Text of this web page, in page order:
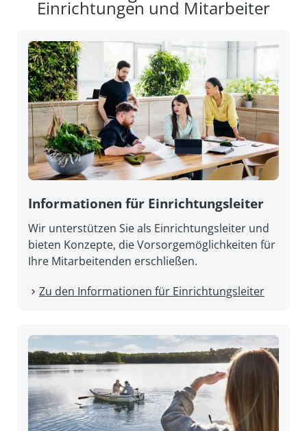
Einrichtungen und Mitarbeiter
Informationen für Einrichtungsleiter
Wir unterstützen Sie als Einrichtungsleiter und
bieten Konzepte, die Vorsorgemöglichkeiten für
Ihre Mitarbeitenden erschließen.
Zu den Informationen für Einrichtungsleiter